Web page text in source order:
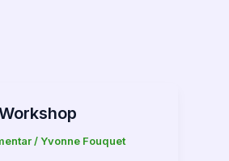
/Yvonne Fouquet